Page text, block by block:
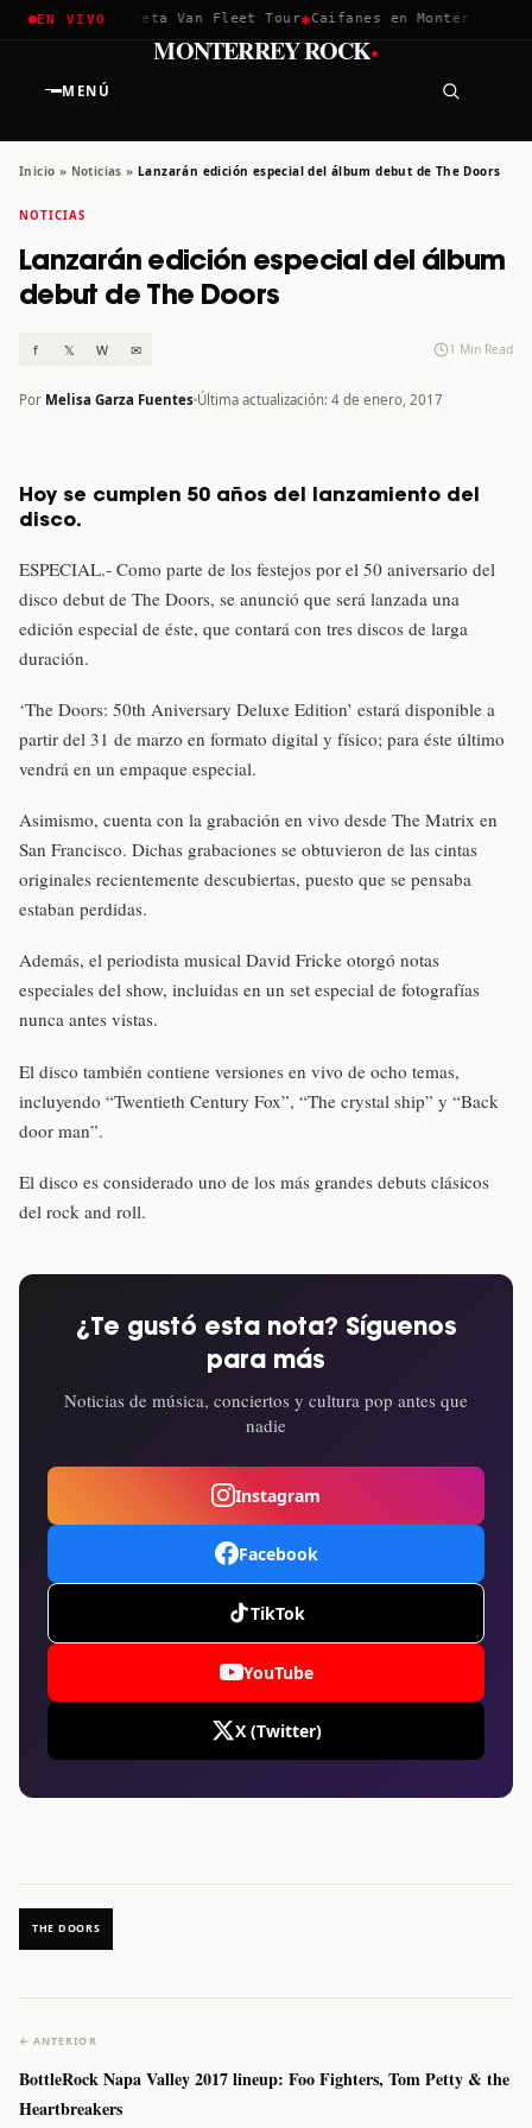
EN VIVO
2026✱ Greta Van Fleet Tour✱ Caifanes en Monterrey · 12
MENÚ
MONTERREY ROCK·
Inicio » Noticias » Lanzarán edición especial del álbum debut de The Doors
NOTICIAS
Lanzarán edición especial del álbum
debut de The Doors
f 𝕏 W ✉ 1 Min Read
Por Melisa Garza Fuentes Última actualización: 4 de enero, 2017
Hoy se cumplen 50 años del lanzamiento del
disco.
ESPECIAL.- Como parte de los festejos por el 50 aniversario del
disco debut de The Doors, se anunció que será lanzada una
edición especial de éste, que contará con tres discos de larga
duración.
‘The Doors: 50th Aniversary Deluxe Edition’ estará disponible a
partir del 31 de marzo en formato digital y físico; para éste último
vendrá en un empaque especial.
Asimismo, cuenta con la grabación en vivo desde The Matrix en
San Francisco. Dichas grabaciones se obtuvieron de las cintas
originales recientemente descubiertas, puesto que se pensaba
estaban perdidas.
Además, el periodista musical David Fricke otorgó notas
especiales del show, incluidas en un set especial de fotografías
nunca antes vistas.
El disco también contiene versiones en vivo de ocho temas,
incluyendo “Twentieth Century Fox”, “The crystal ship” y “Back
door man”.
El disco es considerado uno de los más grandes debuts clásicos
del rock and roll.
¿Te gustó esta nota? Síguenos
para más
Noticias de música, conciertos y cultura pop antes que
nadie
Instagram
Facebook
TikTok
YouTube
X (Twitter)
THE DOORS
← ANTERIOR
BottleRock Napa Valley 2017 lineup: Foo Fighters, Tom Petty & the
Heartbreakers